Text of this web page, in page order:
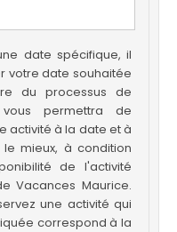
date spécifique, il
votre date souhaitée
du processus de
permettra de
activité à la date et à
mieux, à condition
de l'activité
Vacances Maurice.
une activité qui
correspond à la